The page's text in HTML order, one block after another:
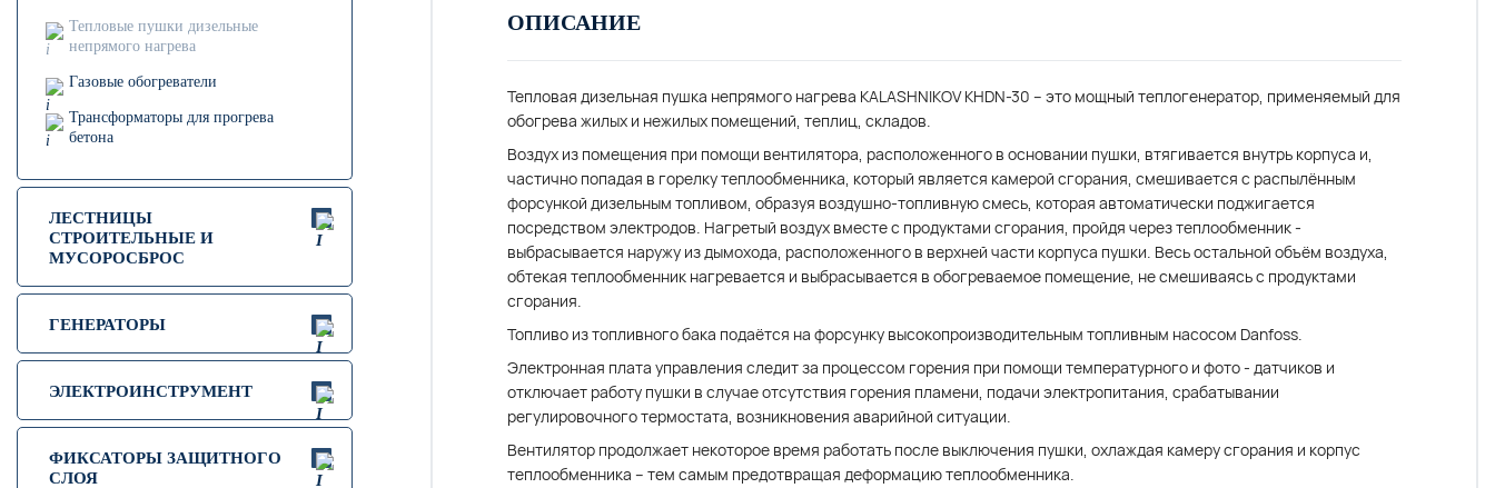
Тепловые пушки дизельные
непрямого нагрева
Газовые обогреватели
Трансформаторы для прогрева
бетона
ЛЕСТНИЦЫ
СТРОИТЕЛЬНЫЕ И
МУСОРОСБРОС
ГЕНЕРАТОРЫ
ЭЛЕКТРОИНСТРУМЕНТ
ФИКСАТОРЫ ЗАЩИТНОГО
СЛОЯ
ОПИСАНИЕ
Тепловая дизельная пушка непрямого нагрева KALASHNIKOV KHDN-30 – это мощный теплогенератор, применяемый для
обогрева жилых и нежилых помещений, теплиц, складов.
Воздух из помещения при помощи вентилятора, расположенного в основании пушки, втягивается внутрь корпуса и,
частично попадая в горелку теплообменника, который является камерой сгорания, смешивается с распылённым
форсункой дизельным топливом, образуя воздушно-топливную смесь, которая автоматически поджигается
посредством электродов. Нагретый воздух вместе с продуктами сгорания, пройдя через теплообменник -
выбрасывается наружу из дымохода, расположенного в верхней части корпуса пушки. Весь остальной объём воздуха,
обтекая теплообменник нагревается и выбрасывается в обогреваемое помещение, не смешиваясь с продуктами
сгорания.
Топливо из топливного бака подаётся на форсунку высокопроизводительным топливным насосом Danfoss.
Электронная плата управления следит за процессом горения при помощи температурного и фото - датчиков и
отключает работу пушки в случае отсутствия горения пламени, подачи электропитания, срабатывании
регулировочного термостата, возникновения аварийной ситуации.
Вентилятор продолжает некоторое время работать после выключения пушки, охлаждая камеру сгорания и корпус
теплообменника – тем самым предотвращая деформацию теплообменника.